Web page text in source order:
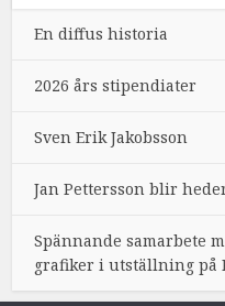
En diffus historia
2026 års stipendiater
Sven Erik Jakobsson
Jan Pettersson blir
Spännande samarbete
grafiker i utställning på